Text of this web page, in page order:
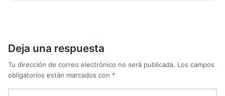
Deja una respuesta
Tu dirección de correo electrónico no será publicada. Los campos
obligatorios están marcados con *